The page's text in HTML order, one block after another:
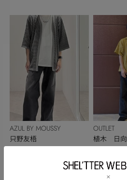
AZUL BY MOUSSY
只野友梧
170cm
OUTLET
植木 日向
170cm